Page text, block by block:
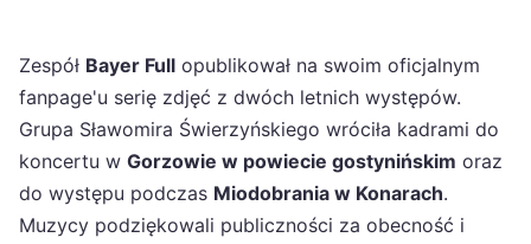
Zespół Bayer Full opublikował na swoim oficjalnym
fanpage'u serię zdjęć z dwóch letnich występów.
Grupa Sławomira Świerzyńskiego wróciła kadrami do
koncertu w Gorzowie w powiecie gostynińskim oraz
do występu podczas Miodobrania w Konarach.
Muzycy podziękowali publiczności za obecność i